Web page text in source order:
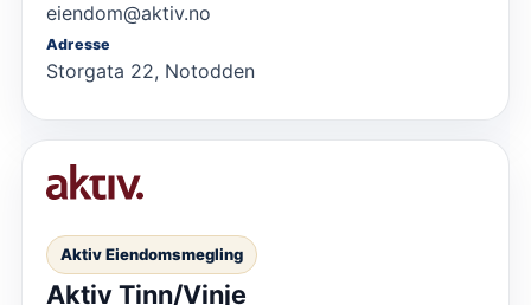
eiendom@aktiv.no
Adresse
Storgata 22, Notodden
Aktiv Eiendomsmegling
Aktiv Tinn/Vinje